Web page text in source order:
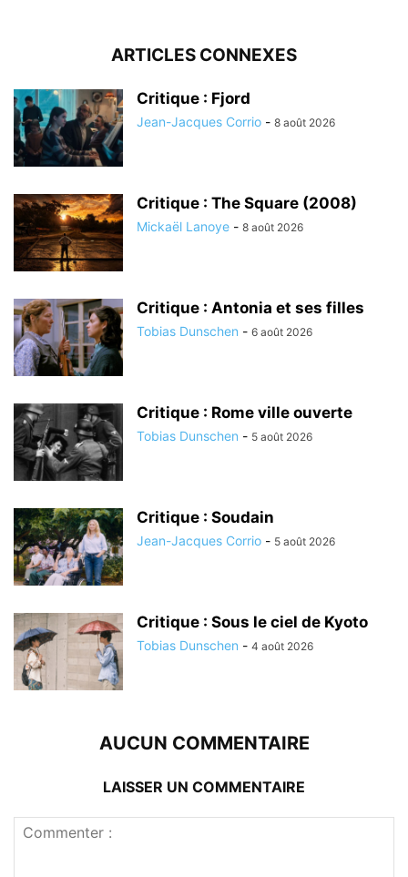
ARTICLES CONNEXES
Critique : Fjord
Jean-Jacques Corrio - 8 août 2026
Critique : The Square (2008)
Mickaël Lanoye - 8 août 2026
Critique : Antonia et ses filles
Tobias Dunschen - 6 août 2026
Critique : Rome ville ouverte
Tobias Dunschen - 5 août 2026
Critique : Soudain
Jean-Jacques Corrio - 5 août 2026
Critique : Sous le ciel de Kyoto
Tobias Dunschen - 4 août 2026
AUCUN COMMENTAIRE
LAISSER UN COMMENTAIRE